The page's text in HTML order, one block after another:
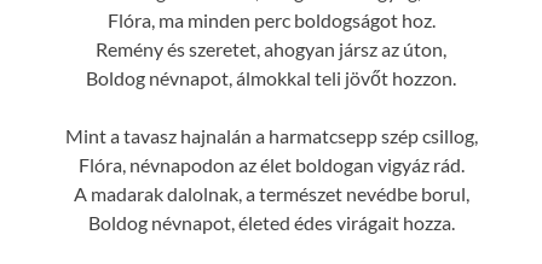
Flóra, ma minden perc boldogságot hoz.
Remény és szeretet, ahogyan jársz az úton,
Boldog névnapot, álmokkal teli jövőt hozzon.
Mint a tavasz hajnalán a harmatcsepp szép csillog,
Flóra, névnapodon az élet boldogan vigyáz rád.
A madarak dalolnak, a természet nevédbe borul,
Boldog névnapot, életed édes virágait hozza.